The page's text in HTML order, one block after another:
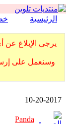
الرئيسية
يرجى الإبلاغ عن
وسنعمل على
10-20-2017
Panda